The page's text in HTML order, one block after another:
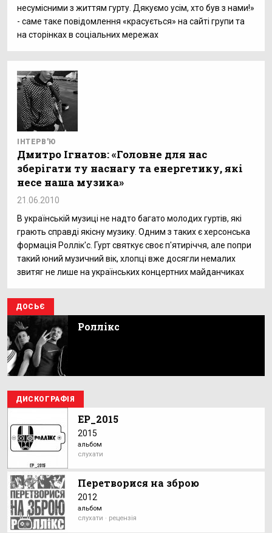
несумісними з життям гурту. Дякуємо усім, хто був з нами!»
- саме таке повідомлення «красується» на сайті групи та
на сторінках в соціальних мережах
ІНТЕРВ'Ю
Дмитро Ігнатов: «Головне для нас
зберігати ту наснагу та енергетику, які
несе наша музика»
21.06.2010
В українській музиці не надто багато молодих гуртів, які
грають справді якісну музику. Одним з таких є херсонська
формація Роллік'с. Гурт святкує своє п'ятиріччя, але попри
такий юний музичний вік, хлопці вже досягли немалих
звитяг не лише на українських концертних майданчиках
ДОСЬЄ
Роллікс
ДИСКОГРАФІЯ
EP_2015
2015
альбом
слухати
Перетворися на зброю
2012
альбом
слухати · рецензія